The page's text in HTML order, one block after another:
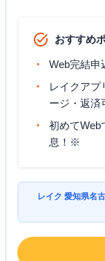
おすすめ
Web完結申
レイクアプ
ージ・返済
初めてWeb
息！※
レイク 愛知県名